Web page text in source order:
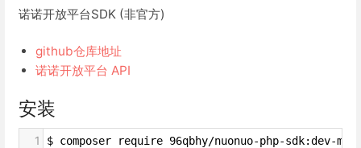
诺诺开放平台SDK (非官方)
github仓库地址
诺诺开放平台 API
安装
1 $ composer require 96qbhy/nuonuo-php-sdk:dev-